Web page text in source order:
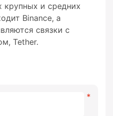
крупных и средних
Binance, а
связки с
Tether.